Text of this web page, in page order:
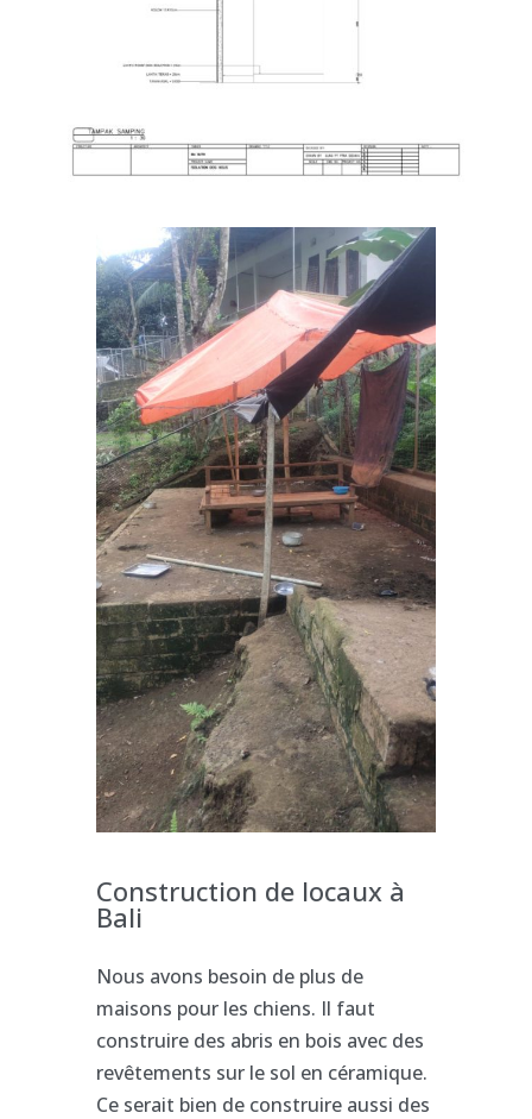
Construction de locaux à
Bali
Nous avons besoin de plus de
maisons pour les chiens. Il faut
construire des abris en bois avec des
revêtements sur le sol en céramique.
Ce serait bien de construire aussi des